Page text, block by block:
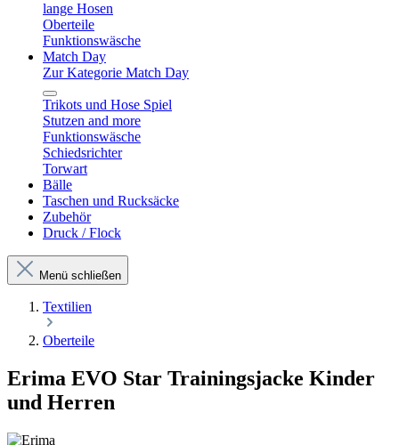
lange Hosen
Oberteile
Funktionswäsche
Match Day
Zur Kategorie Match Day
Trikots und Hose Spiel
Stutzen and more
Funktionswäsche
Schiedsrichter
Torwart
Bälle
Taschen und Rucksäcke
Zubehör
Druck / Flock
Menü schließen
Textilien
Oberteile
Erima EVO Star Trainingsjacke Kinder
und Herren